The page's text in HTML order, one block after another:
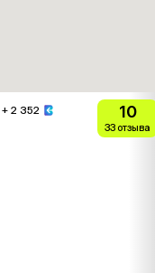
+ 2 352 10
33 отзыва